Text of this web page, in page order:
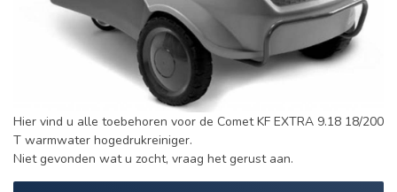
Hier vind u alle toebehoren voor de Comet KF EXTRA 9.18 18/200
T warmwater hogedrukreiniger.
Niet gevonden wat u zocht, vraag het gerust aan.